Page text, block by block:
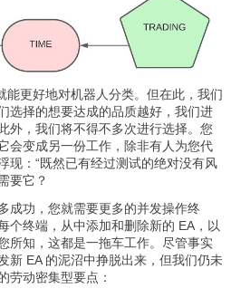
能更好地对机器人分类。但在此，我们
选择的想要达成的品质越好，我们进
外，我们将不得不多次进行选择。您
会变成另一份工作，除非有人为您代
现：“既然已有经过测试的绝对没有风
要它？
成功，您就需要更多的并发操作终
个终端，从中添加和删除新的 EA，以
所知，这都是一拖车工作。尽管事实
新 EA 的泥沼中挣脱出来，但我们仍未
劳动密集型要点：